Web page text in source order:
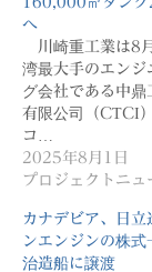
へ
川崎重工業は8
湾最大手のエンジ
グ会社である中鼎
有限公司（CTCI
コ…
2025年8月1日
プロジェクトニュ
カナデビア、日立
ンエンジンの株式
治造船に譲渡